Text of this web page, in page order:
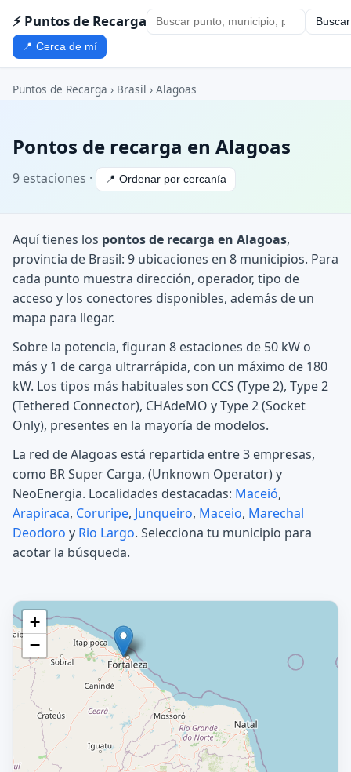
⚡ Puntos de Recarga Buscar
📍 Cerca de mí
Puntos de Recarga › Brasil › Alagoas
Pontos de recarga en Alagoas
9 estaciones · 📍 Ordenar por cercanía
Aquí tienes los pontos de recarga en Alagoas,
provincia de Brasil: 9 ubicaciones en 8 municipios. Para
cada punto muestra dirección, operador, tipo de
acceso y los conectores disponibles, además de un
mapa para llegar.
Sobre la potencia, figuran 8 estaciones de 50 kW o
más y 1 de carga ultrarrápida, con un máximo de 180
kW. Los tipos más habituales son CCS (Type 2), Type 2
(Tethered Connector), CHAdeMO y Type 2 (Socket
Only), presentes en la mayoría de modelos.
La red de Alagoas está repartida entre 3 empresas,
como BR Super Carga, (Unknown Operator) y
NeoEnergia. Localidades destacadas: Maceió,
Arapiraca, Coruripe, Junqueiro, Maceio, Marechal
Deodoro y Rio Largo. Selecciona tu municipio para
acotar la búsqueda.
+
−